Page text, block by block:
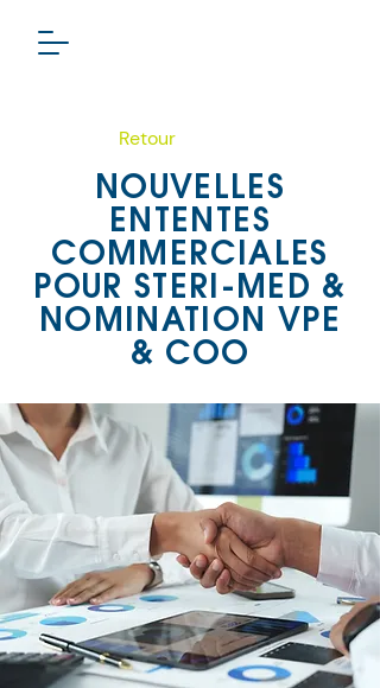
Retour
NOUVELLES
ENTENTES
COMMERCIALES
POUR STERI-MED &
NOMINATION VPE
& COO